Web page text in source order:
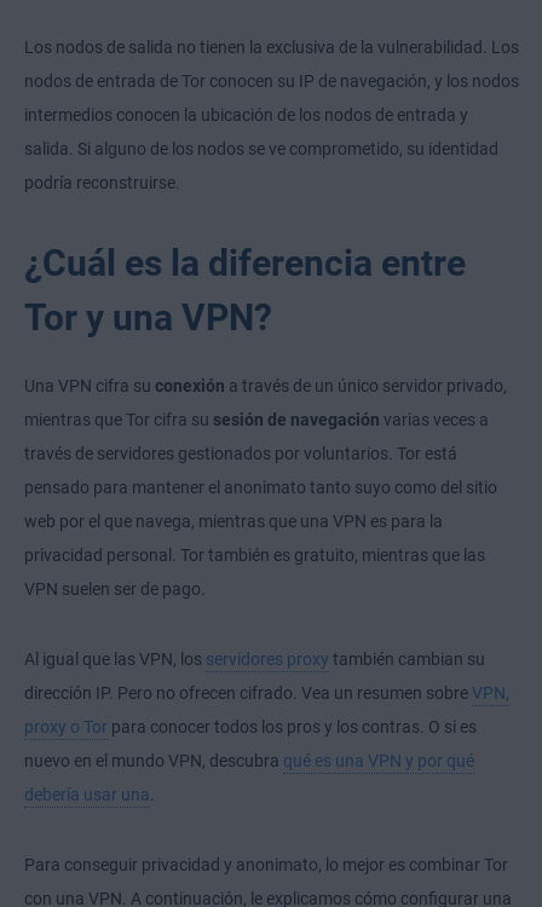
Los nodos de salida no tienen la exclusiva de la vulnerabilidad. Los
nodos de entrada de Tor conocen su IP de navegación, y los nodos
intermedios conocen la ubicación de los nodos de entrada y
salida. Si alguno de los nodos se ve comprometido, su identidad
podría reconstruirse.
¿Cuál es la diferencia entre
Tor y una VPN?
Una VPN cifra su conexión a través de un único servidor privado,
mientras que Tor cifra su sesión de navegación varias veces a
través de servidores gestionados por voluntarios. Tor está
pensado para mantener el anonimato tanto suyo como del sitio
web por el que navega, mientras que una VPN es para la
privacidad personal. Tor también es gratuito, mientras que las
VPN suelen ser de pago.
Al igual que las VPN, los servidores proxy también cambian su
dirección IP. Pero no ofrecen cifrado. Vea un resumen sobreVPN,
proxy o Tor para conocer todos los pros y los contras. O si es
nuevo en el mundo VPN, descubra qué es una VPN y por qué
debería usar una
Para conseguir privacidad y anonimato, lo mejor es combinar Tor
con una VPN. A continuación, le explicamos cómo configurar una